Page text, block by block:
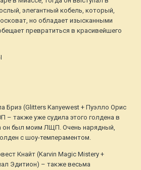
элегантный кобель, который,
но обладает изысканными
превратиться в красивейшего
Бриз (Glitters Kanyewest + Пуэлло Орис
– также уже судила этого голдена в
он был моим ЛЩП. Очень нарядный,
с шоу-темпераментом.
Кнайт (Karvin Magic Mistery +
Эдитион) – также весьма